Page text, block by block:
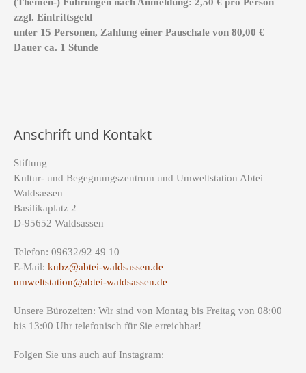
zzgl. Eintrittsgeld
unter 15 Personen, Zahlung einer Pauschale von 80,00 €
Dauer ca. 1 Stunde
Anschrift und Kontakt
Stiftung
Kultur- und Begegnungszentrum und Umweltstation Abtei
Waldsassen
Basilikaplatz 2
D-95652 Waldsassen
Telefon: 09632/92 49 10
E-Mail: kubz@abtei-waldsassen.de
umweltstation@abtei-waldsassen.de
Unsere Bürozeiten: Wir sind von Montag bis Freitag von 08:00
bis 13:00 Uhr telefonisch für Sie erreichbar!
Folgen Sie uns auch auf Instagram: